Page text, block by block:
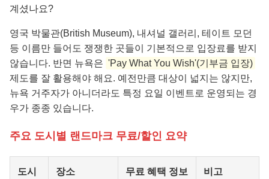
계셨나요?
영국 박물관(British Museum), 내셔널 갤러리, 테이트 모던
등 이름만 들어도 쟁쟁한 곳들이 기본적으로 입장료를 받지
않습니다. 반면 뉴욕은 'Pay What You Wish'(기부금 입장)
제도를 잘 활용해야 해요. 예전만큼 대상이 넓지는 않지만,
뉴욕 거주자가 아니더라도 특정 요일 이벤트로 운영되는 경
우가 종종 있습니다.
주요 도시별 랜드마크 무료/할인 요약
도시 장소 무료 혜택 정보 비고